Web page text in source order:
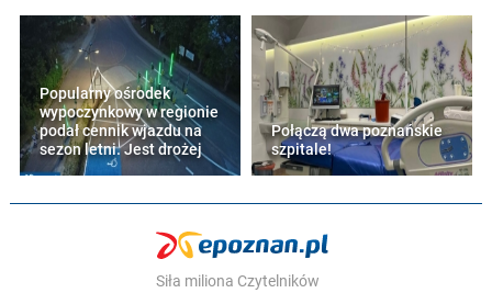
Popularny ośrodek
wypoczynkowy w regionie
podał cennik wjazdu na
sezon letni. Jest drożej
Połączą dwa poznańskie
szpitale!
Siła miliona Czytelników